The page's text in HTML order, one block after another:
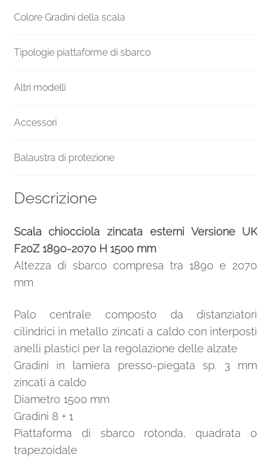
quantità
Colore Gradini della scala
Tipologie piattaforme di sbarco
Altri modelli
Accessori
Balaustra di protezione
Descrizione
Scala chiocciola zincata esterni Versione UK
F20Z 1890-2070 H 1500 mm
Altezza di sbarco compresa tra 1890 e 2070
mm
Palo centrale composto da distanziatori
cilindrici in metallo zincati a caldo con interposti
anelli plastici per la regolazione delle alzate
Gradini in lamiera presso-piegata sp. 3 mm
zincati a caldo
Diametro 1500 mm
Gradini 8 + 1
Piattaforma di sbarco rotonda, quadrata o
trapezoidale